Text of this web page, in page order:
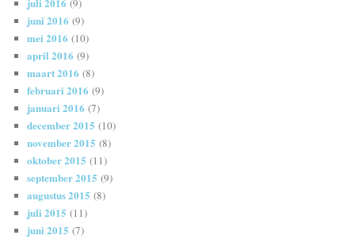
(9)
juni 2016 (9)
mei 2016 (10)
april 2016 (9)
maart 2016 (8)
februari 2016 (9)
januari 2016 (7)
december 2015 (10)
november 2015 (8)
oktober 2015 (11)
september 2015 (9)
augustus 2015 (8)
juli 2015 (11)
juni 2015 (7)